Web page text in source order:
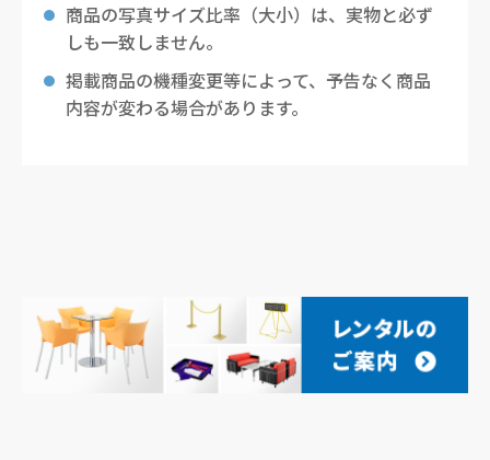
商品の写真サイズ比率（大小）は、実物と必ず
しも一致しません。
掲載商品の機種変更等によって、予告なく商品
内容が変わる場合があります。